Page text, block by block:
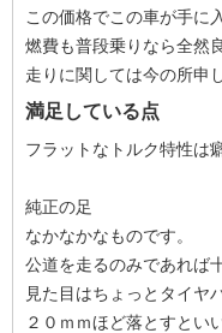
この価格でこの車が手に
燃費も普段乗りなら全然
走りに関しては今の所申
満足している点
フラットなトルク特性は
純正の足
なかなかなものです。
公道を走るのみであれば
見た目はちょっとタイヤ
２０ｍｍほど落とすとい